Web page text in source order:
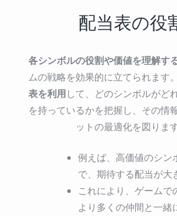
配当表の役
各シンボルの役割や価値を理解す
ムの戦略を効果的に立てられます
表を利用して、どのシンボルがど
を持っているかを把握し、その情
ットの最適化を図ります
例えば、高価値のシン
で、期待する配当が大
これにより、ゲームで
より多くの仲間と一緒